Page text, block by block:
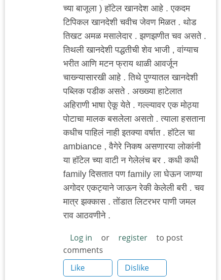
च्या बाजूला ) हॉटेल खानदेश आहे . एकदम
टिपिकल खानदेशी चवीच जेवण मिळत . थोड
तिखट अमळ मसालेदार . झणझणीत चव असते .
तिथली खानदेशी पद्धतीची शेव भाजी , वांग्याच
भरीत आणि मटन फ्राय थाळी आवर्जून
चाख्न्यासारखी आहे . तिथे पुण्यातल खानदेशी
पब्लिक पडीक असते . अख्ख्या हाटेलात
अहिराणी भाषा ऐकू येते . गल्ल्यावर एक मोठ्या
पोटाचा मालक बसलेला असतो . त्याला हसताना
कधीच पाहिलं नाही इतक्या वर्षात . हॉटेल चा
ambiance , वैगेरे निकष असणारया लोकांनी
या हॉटेल च्या वाटी न गेलेलंच बर . कधी कधी
family दिसतात पण family ला घेऊन जाण्या
अगोदर एकट्याने जाऊन रेकी केलेली बरी . चव
मात्र झक्कास . तोंडात लिटरभर पाणी जमल
राव आठवणीने .
Log in or register
to post
comments
Like
Dislike